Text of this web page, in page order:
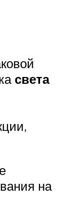
света
на